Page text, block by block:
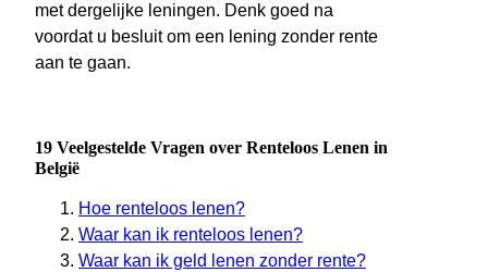
met dergelijke leningen. Denk goed na
voordat u besluit om een lening zonder rente
aan te gaan.
19 Veelgestelde Vragen over Renteloos Lenen in
België
Hoe renteloos lenen?
Waar kan ik renteloos lenen?
Waar kan ik geld lenen zonder rente?